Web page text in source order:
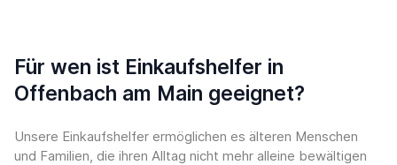
Für wen ist Einkaufshelfer in
Offenbach am Main geeignet?
Unsere Einkaufshelfer ermöglichen es älteren Menschen
und Familien, die ihren Alltag nicht mehr alleine bewältigen